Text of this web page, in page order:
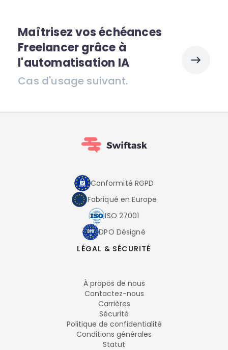
Maîtrisez vos échéances
Freelancer grâce à
l'automatisation IA
Cas d'usage suivant.
Conformité RGPD
Fabriqué en Europe
ISO 27001
DPO Désigné
LÉGAL & SÉCURITÉ
À propos de nous
Contactez-nous
Carrières
Sécurité
Politique de confidentialité
Conditions générales
Statut